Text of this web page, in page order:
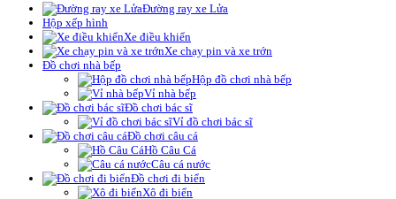
Đường ray xe Lửa
Hộp xếp hình
Xe điều khiển
Xe chạy pin và xe trớn
Đồ chơi nhà bếp
Hộp đồ chơi nhà bếp
Vỉ nhà bếp
Đồ chơi bác sĩ
Vỉ đồ chơi bác sĩ
Đồ chơi câu cá
Hồ Câu Cá
Câu cá nước
Đồ chơi đi biển
Xô đi biển